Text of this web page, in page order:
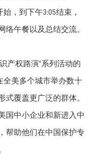
，到下午3:05结束，
络午餐以及总结交流。
产权路演”系列活动的
全美多个城市举办数十
式覆盖更广泛的群体。
国中小企业和新进入中
帮助他们在中国保护专